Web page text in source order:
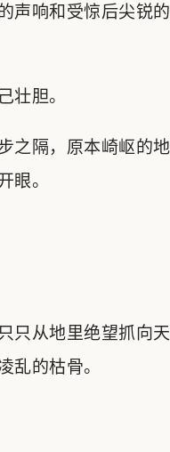
声响和受惊后尖锐
壮胆。
之隔，原本崎岖的
眼。
只从地里绝望抓向
乱的枯骨。